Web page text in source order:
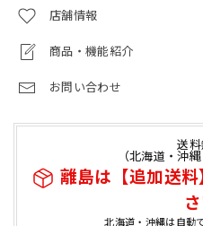
店舗情報
商品・機能紹介
お問い合わせ
送
（北海道・沖
離島は【追加送
北海道・沖縄は自動